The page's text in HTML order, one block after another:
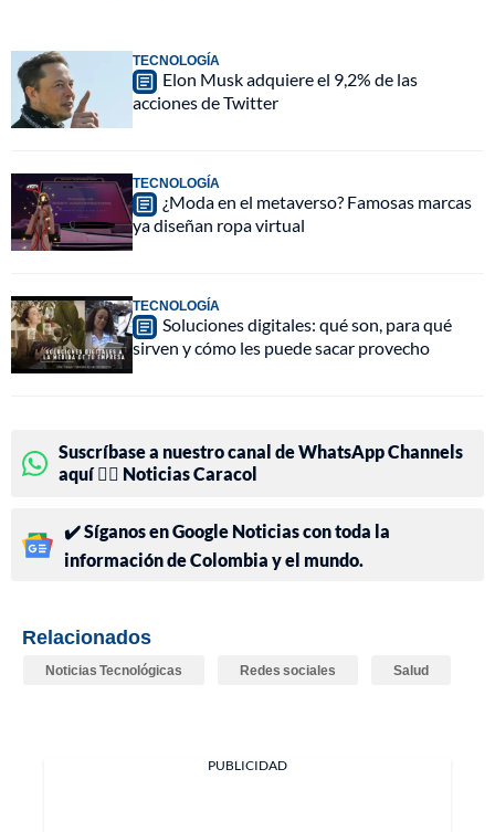
TECNOLOGÍA
Elon Musk adquiere el 9,2% de las
acciones de Twitter
TECNOLOGÍA
¿Moda en el metaverso? Famosas marcas
ya diseñan ropa virtual
TECNOLOGÍA
Soluciones digitales: qué son, para qué
sirven y cómo les puede sacar provecho
Suscríbase a nuestro canal de WhatsApp Channels
aquí 👉🏻 Noticias Caracol
✔️ Síganos en Google Noticias con toda la
información de Colombia y el mundo.
Relacionados
Noticias Tecnológicas Redes sociales Salud
PUBLICIDAD